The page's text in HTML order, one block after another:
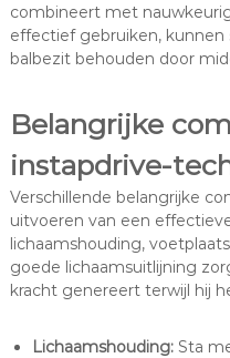
combineert met
effectief gebruiken,
balbezit behouden door
Belangrijke
instapdrive-
Verschillende belangrijke
uitvoeren van een
lichaamshouding,
goede lichaamsuitlijning
kracht genereert terwijl hij
Lichaamshouding:Sta